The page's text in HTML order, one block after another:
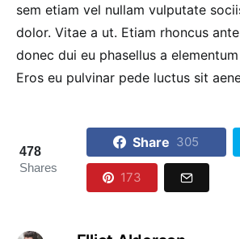
sem etiam vel nullam vulputate
dolor. Vitae a ut. Etiam rhoncus
donec dui eu phasellus a
Eros eu pulvinar pede luctus sit
478
Shares
Share 305
173